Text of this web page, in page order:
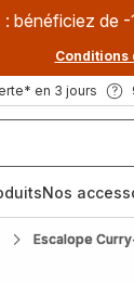
bénéficiez de
Conditions
en 3 jours
Nos
Escalope